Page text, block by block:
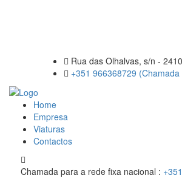
Rua das Olhalvas, s/n -
+351 966368729
Home
Empresa
Viaturas
Contactos
Chamada para a rede fixa nacional :